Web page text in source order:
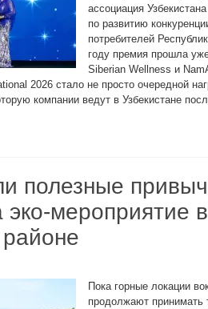
ассоциация
по развитию
потребителей
году премия прошла
Siberian Wellness и
2026 стало не просто очередной
компании ведут в Узбекистане
полезные
мероприятие в
Пока горные локации
продолжают принимать